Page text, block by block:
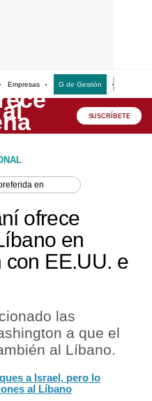
Empresas G de Gestión
SUSCRÍBETE
en
ofrece
en
EE.UU. e
las
a que el
al Líbano.
a Israel, pero lo
al Líbano